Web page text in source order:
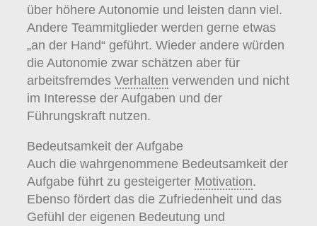
über höhere Autonomie und leisten dann viel.
Andere Teammitglieder werden gerne etwas
„an der Hand“ geführt. Wieder andere würden
die Autonomie zwar schätzen aber für
arbeitsfremdes Verhalten verwenden und nicht
im Interesse der Aufgaben und der
Führungskraft nutzen.
Bedeutsamkeit der Aufgabe
Auch die wahrgenommene Bedeutsamkeit der
Aufgabe führt zu gesteigerter Motivation.
Ebenso fördert das die Zufriedenheit und das
Gefühl der eigenen Bedeutung und